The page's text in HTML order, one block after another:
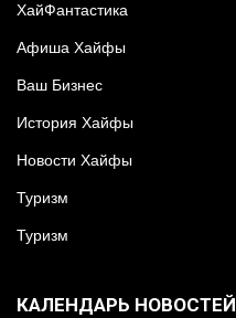
XайФантастика
Афиша Хайфы
Ваш Бизнес
История Хайфы
Новости Хайфы
Туризм
Туризм
КАЛЕНДАРЬ НОВОСТЕЙ